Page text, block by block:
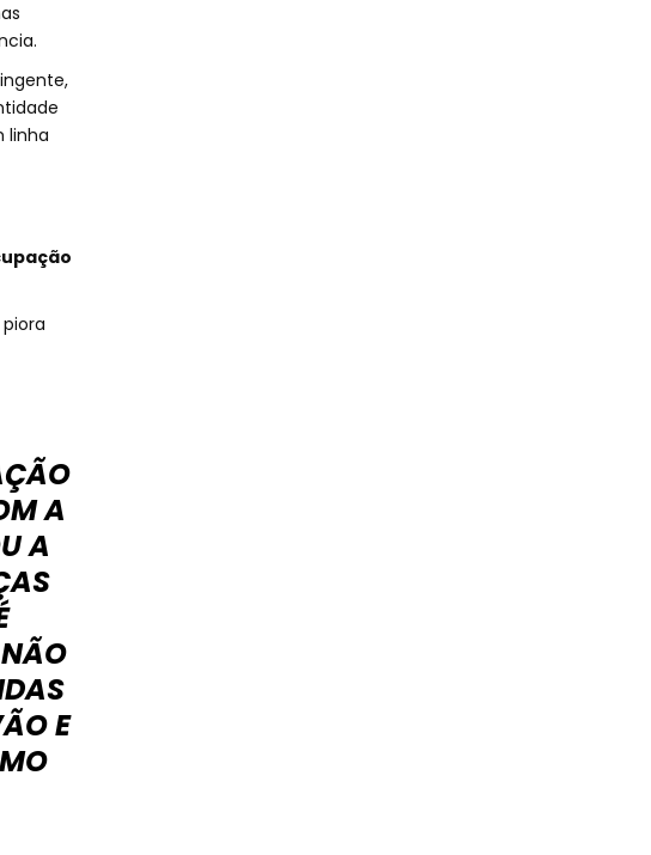
linha
A
A
E